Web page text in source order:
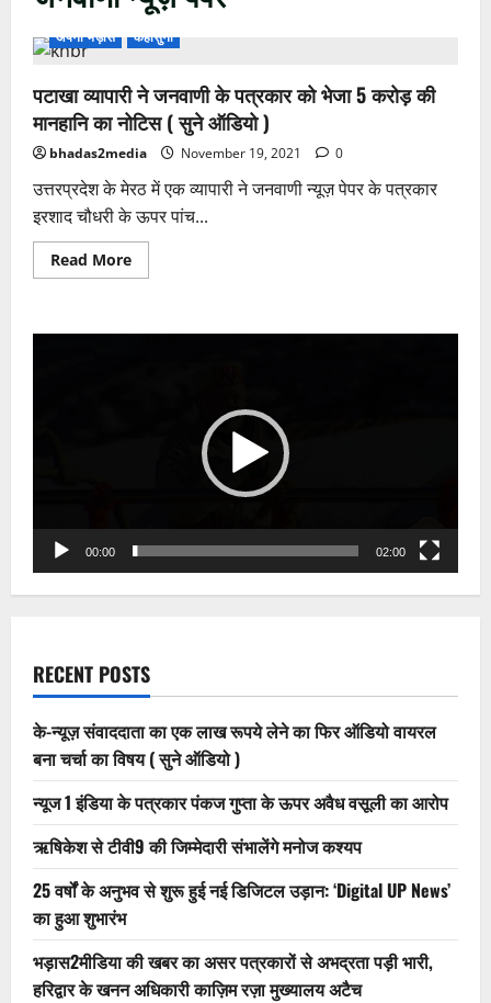
अपनी भड़ास कहासुनी
पटाखा व्यापारी ने जनवाणी के पत्रकार को भेजा 5 करोड़ की
मानहानि का नोटिस ( सुने ऑडियो )
bhadas2media November 19, 2021 0
उत्तरप्रदेश के मेरठ में एक व्यापारी ने जनवाणी न्यूज़ पेपर के पत्रकार
इरशाद चौधरी के ऊपर पांच...
Read MoreRead
more
ने
सुने
ऑडियो
00:00 02:00
RECENT POSTS
के-न्यूज़ संवाददाता का एक लाख रूपये लेने का फिर ऑडियो वायरल
बना चर्चा का विषय ( सुने ऑडियो )
न्यूज 1 इंडिया के पत्रकार पंकज गुप्ता के ऊपर अवैध वसूली का आरोप
ऋषिकेश से टीवी9 की जिम्मेदारी संभालेंगे मनोज कश्यप
25 वर्षों के अनुभव से शुरू हुई नई डिजिटल उड़ान: ‘Digital UP News’
का हुआ शुभारंभ
भड़ास2मीडिया की खबर का असर पत्रकारों से अभद्रता पड़ी भारी,
हरिद्वार के खनन अधिकारी काज़िम रज़ा मुख्यालय अटैच